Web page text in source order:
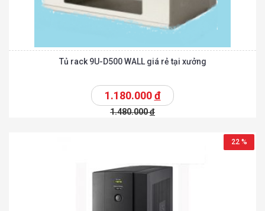
Tủ rack 9U-D500 WALL giá rẻ tại xưởng
1.180.000đ
1.480.000đ
22 %